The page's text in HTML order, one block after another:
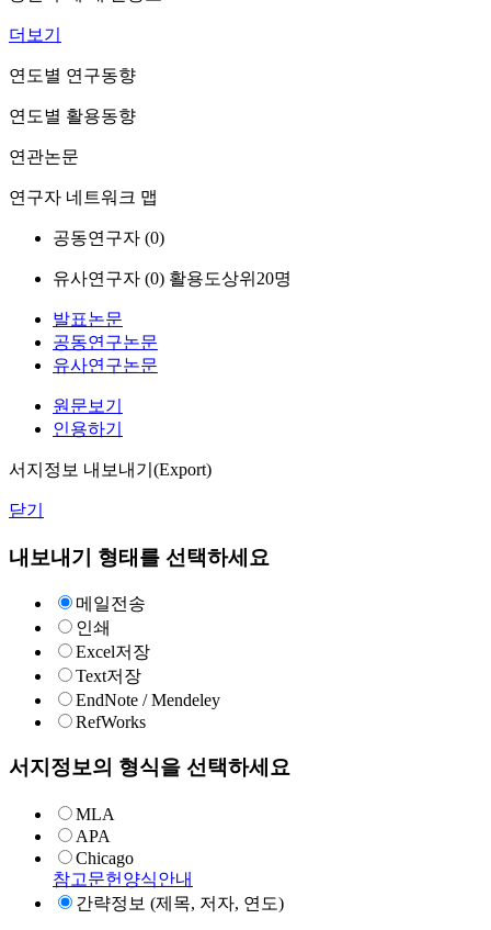
더보기
연도별 연구동향
연도별 활용동향
연관논문
연구자 네트워크 맵
공동연구자 (0)
유사연구자 (0) 활용도상위20명
발표논문
공동연구논문
유사연구논문
원문보기
인용하기
서지정보 내보내기(Export)
닫기
내보내기 형태를 선택하세요
메일전송
인쇄
Excel저장
Text저장
EndNote / Mendeley
RefWorks
서지정보의 형식을 선택하세요
MLA
APA
Chicago
참고문헌양식안내
간략정보 (제목, 저자, 연도)